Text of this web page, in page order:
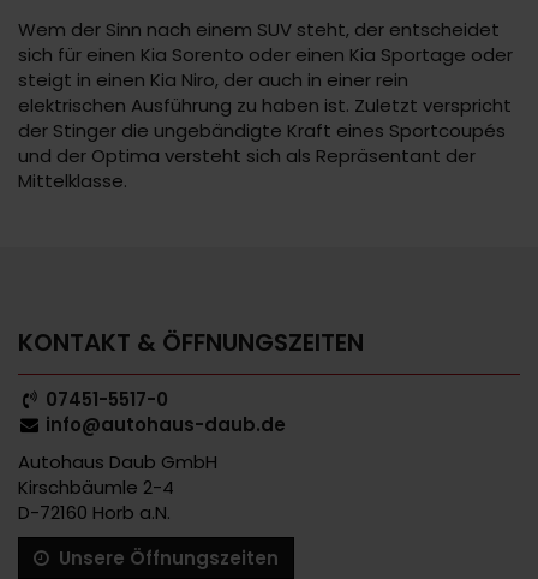
Wem der Sinn nach einem SUV steht, der entscheidet
sich für einen Kia Sorento oder einen Kia Sportage oder
steigt in einen Kia Niro, der auch in einer rein
elektrischen Ausführung zu haben ist. Zuletzt verspricht
der Stinger die ungebändigte Kraft eines Sportcoupés
und der Optima versteht sich als Repräsentant der
Mittelklasse.
KONTAKT & ÖFFNUNGSZEITEN
07451-5517-0
info@autohaus-daub.de
Autohaus Daub GmbH
Kirschbäumle 2-4
D-72160 Horb a.N.
Unsere Öffnungszeiten